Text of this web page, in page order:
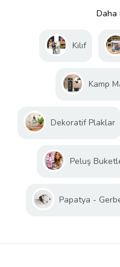
Daha
Kılıf
Kamp
Dekoratif Plaklar
Peluş
Papatya -